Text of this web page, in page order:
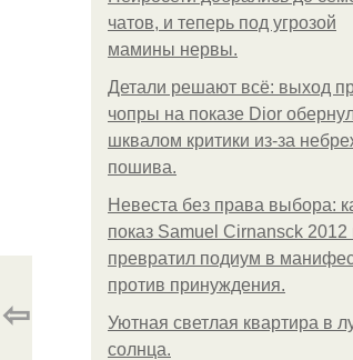
чатов, и теперь под угрозой
мамины нервы.
Детали решают всё: выход
чопры на показе Dior
шквалом критики из-за
пошива.
Невеста без права выбора:
показ Samuel Cirnansck 2012
превратил подиум в
против принуждения.
Уютная светлая квартира в
солнца.
⇦